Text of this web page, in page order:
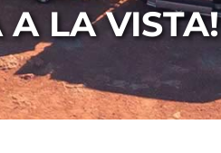
A LA VISTA!